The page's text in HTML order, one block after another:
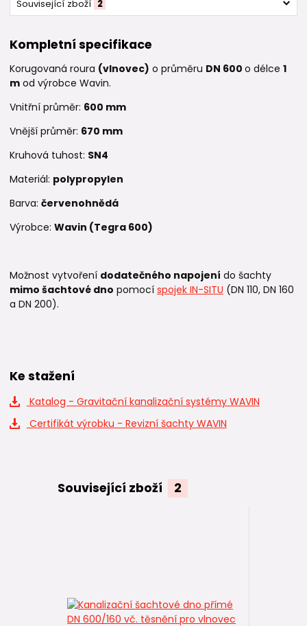
Související zboží 2
Kompletní specifikace
Korugovaná roura (vlnovec) o průměru DN 600 o délce 1
m od výrobce Wavin.
Vnitřní průměr: 600 mm
Vnější průměr: 670 mm
Kruhová tuhost: SN4
Materiál: polypropylen
Barva: červenohnědá
Výrobce: Wavin (Tegra 600)
Možnost vytvoření dodatečného napojení do šachty
mimo šachtové dno pomocí spojek IN-SITU (DN 110, DN 160
a DN 200).
Ke stažení
Katalog - Gravitační kanalizační systémy WAVIN
Certifikát výrobku - Revizní šachty WAVIN
Související zboží 2